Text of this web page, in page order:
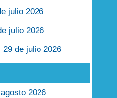
julio 2026
julio 2026
de julio 2026
2026